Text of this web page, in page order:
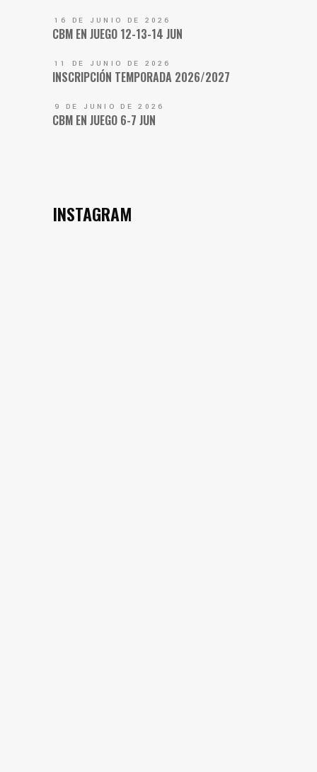
16 DE JUNIO DE 2026
CBM EN JUEGO 12-13-14 JUN
11 DE JUNIO DE 2026
INSCRIPCIÓN TEMPORADA 2026/2027
9 DE JUNIO DE 2026
CBM EN JUEGO 6-7 JUN
INSTAGRAM